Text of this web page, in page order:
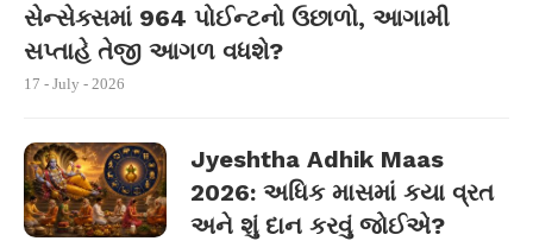
સેન્સેક્સમાં 964 પોઈન્ટનો ઉછાળો, આગામી
સપ્તાહે તેજી આગળ વધશે?
17 - July - 2026
Jyeshtha Adhik Maas
2026: અધિક માસમાં કયા વ્રત
અને શું દાન કરવું જોઈએ?